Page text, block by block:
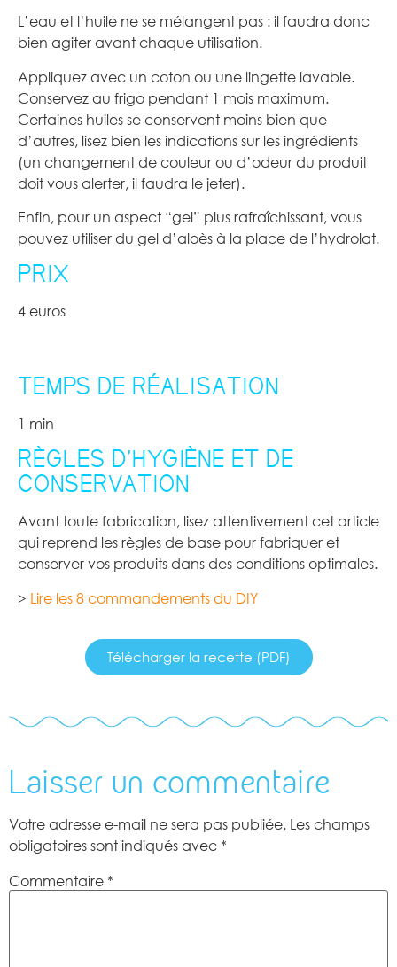
L’eau et l’huile ne se mélangent pas : il faudra donc
bien agiter avant chaque utilisation.
Appliquez avec un coton ou une lingette lavable.
Conservez au frigo pendant 1 mois maximum.
Certaines huiles se conservent moins bien que
d’autres, lisez bien les indications sur les ingrédients
(un changement de couleur ou d’odeur du produit
doit vous alerter, il faudra le jeter).
Enfin, pour un aspect “gel” plus rafraîchissant, vous
pouvez utiliser du gel d’aloès à la place de l’hydrolat.
PRIX
4 euros
TEMPS DE RÉALISATION
1 min
RÈGLES D’HYGIÈNE ET DE
CONSERVATION
Avant toute fabrication, lisez attentivement cet article
qui reprend les règles de base pour fabriquer et
conserver vos produits dans des conditions optimales.
> Lire les 8 commandements du DIY
Télécharger la recette (PDF)
Laisser un commentaire
Votre adresse e-mail ne sera pas publiée. Les champs
obligatoires sont indiqués avec *
Commentaire *